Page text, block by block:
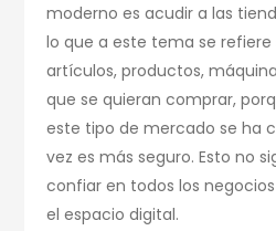
moderno es acudir a las
lo que a este tema se
artículos, productos,
que se quieran comprar,
este tipo de mercado se ha
vez es más seguro. Esto no
confiar en todos los
el espacio digital.